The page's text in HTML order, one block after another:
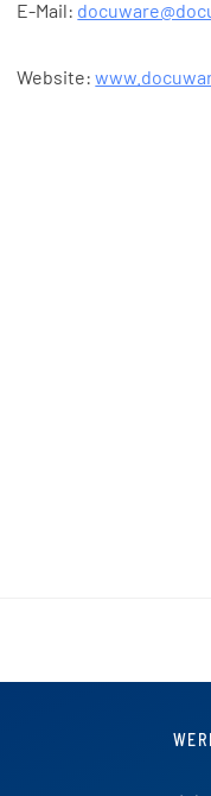
E-Mail:
Website: